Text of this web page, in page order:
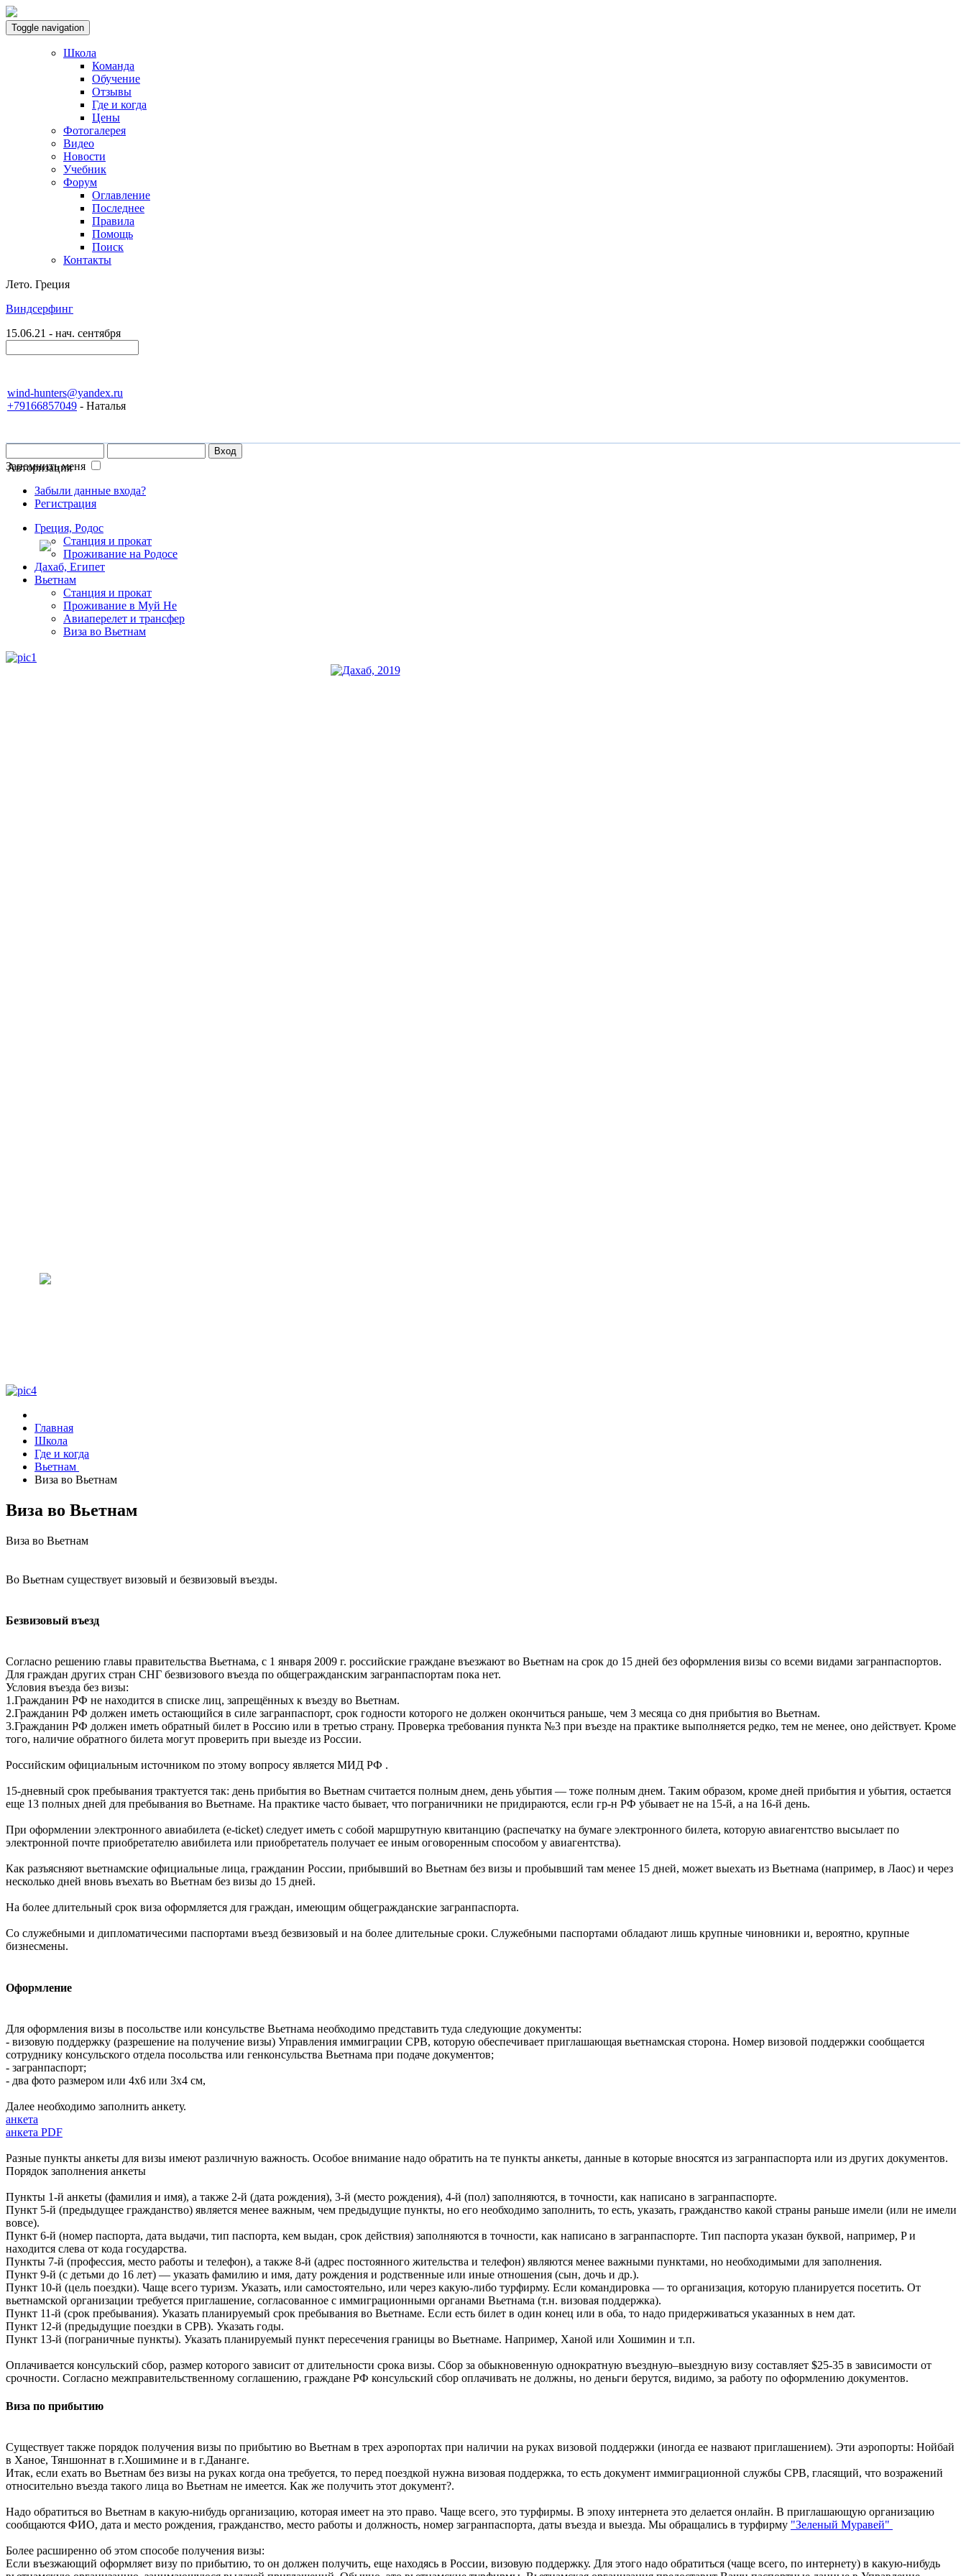
Toggle navigation
Школа
Команда
Обучение
Отзывы
Где и когда
Цены
Фотогалерея
Видео
Новости
Учебник
Форум
Оглавление
Последнее
Правила
Помощь
Поиск
Контакты
Лето. Греция
Виндсерфинг
15.06.21 - нач. сентября
wind-hunters@yandex.ru
+79166857049 - Наталья
Авторизация
Запомнить меня
Забыли данные входа?
Регистрация
Греция, Родос
Станция и прокат
Проживание на Родосе
Дахаб, Египет
Вьетнам
Станция и прокат
Проживание в Муй Не
Авиаперелет и трансфер
Виза во Вьетнам
Главная
Школа
Где и когда
Вьетнам
Виза во Вьетнам
Виза во Вьетнам
Виза во Вьетнам
Во Вьетнам существует визовый и безвизовый въезды.
Безвизовый въезд
Согласно решению главы правительства Вьетнама, с 1 января 2009 г. российские граждане въезжают во Вьетнам на срок до 15 дней без оформления визы со всеми видами загранпаспортов.
Для граждан других стран СНГ безвизового въезда по общегражданским загранпаспортам пока нет.
Условия въезда без визы:
1.Гражданин РФ не находится в списке лиц, запрещённых к въезду во Вьетнам.
2.Гражданин РФ должен иметь остающийся в силе загранпаспорт, срок годности которого не должен окончиться раньше, чем 3 месяца со дня прибытия во Вьетнам.
3.Гражданин РФ должен иметь обратный билет в Россию или в третью страну. Проверка требования пункта №3 при въезде на практике выполняется редко, тем не менее, оно действует. Кроме
того, наличие обратного билета могут проверить при выезде из России.
Российским официальным источником по этому вопросу является МИД РФ .
15-дневный срок пребывания трактуется так: день прибытия во Вьетнам считается полным днем, день убытия — тоже полным днем. Таким образом, кроме дней прибытия и убытия, остается
еще 13 полных дней для пребывания во Вьетнаме. На практике часто бывает, что пограничники не придираются, если гр-н РФ убывает не на 15-й, а на 16-й день.
При оформлении электронного авиабилета (e-ticket) следует иметь с собой маршрутную квитанцию (распечатку на бумаге электронного билета, которую авиагентство высылает по
электронной почте приобретателю авибилета или приобретатель получает ее иным оговоренным способом у авиагентства).
Как разъясняют вьетнамские официальные лица, гражданин России, прибывший во Вьетнам без визы и пробывший там менее 15 дней, может выехать из Вьетнама (например, в Лаос) и через
несколько дней вновь въехать во Вьетнам без визы до 15 дней.
На более длительный срок виза оформляется для граждан, имеющим общегражданские загранпаспорта.
Со служебными и дипломатичесими паспортами въезд безвизовый и на более длительные сроки. Служебными паспортами обладают лишь крупные чиновники и, вероятно, крупные
бизнесмены.
Оформление
Для оформления визы в посольстве или консульстве Вьетнама необходимо представить туда следующие документы:
- визовую поддержку (разрешение на получение визы) Управления иммиграции СРВ, которую обеспечивает приглашающая вьетнамская сторона. Номер визовой поддержки сообщается
сотруднику консульского отдела посольства или генконсульства Вьетнама при подаче документов;
- загранпаспорт;
- два фото размером или 4x6 или 3x4 см,
Далее необходимо заполнить анкету.
анкета
анкета PDF
Разные пункты анкеты для визы имеют различную важность. Особое внимание надо обратить на те пункты анкеты, данные в которые вносятся из загранпаспорта или из других документов.
Порядок заполнения анкеты
Пункты 1-й анкеты (фамилия и имя), а также 2-й (дата рождения), 3-й (место рождения), 4-й (пол) заполняются, в точности, как написано в загранпаспорте.
Пункт 5-й (предыдущее гражданство) является менее важным, чем предыдущие пункты, но его необходимо заполнить, то есть, указать, гражданство какой страны раньше имели (или не имели
вовсе).
Пункт 6-й (номер паспорта, дата выдачи, тип паспорта, кем выдан, срок действия) заполняются в точности, как написано в загранпаспорте. Тип паспорта указан буквой, например, P и
находится слева от кода государства.
Пункты 7-й (профессия, место работы и телефон), а также 8-й (адрес постоянного жительства и телефон) являются менее важными пунктами, но необходимыми для заполнения.
Пункт 9-й (с детьми до 16 лет) — указать фамилию и имя, дату рождения и родственные или иные отношения (сын, дочь и др.).
Пункт 10-й (цель поездки). Чаще всего туризм. Указать, или самостоятельно, или через какую-либо турфирму. Если командировка — то организация, которую планируется посетить. От
вьетнамской организации требуется приглашение, согласованное с иммиграционными органами Вьетнама (т.н. визовая поддержка).
Пункт 11-й (срок пребывания). Указать планируемый срок пребывания во Вьетнаме. Если есть билет в один конец или в оба, то надо придерживаться указанных в нем дат.
Пункт 12-й (предыдущие поездки в СРВ). Указать годы.
Пункт 13-й (пограничные пункты). Указать планируемый пункт пересечения границы во Вьетнаме. Например, Ханой или Хошимин и т.п.
Оплачивается консульский сбор, размер которого зависит от длительноcти срока визы. Сбор за обыкновенную однократную въездную–выездную визу составляет $25-35 в зависимости от
срочности. Согласно межправительственному соглашению, граждане РФ консульский сбор оплачивать не должны, но деньги берутся, видимо, за работу по оформлению документов.
Виза по прибытию
Существует также порядок получения визы по прибытию во Вьетнам в трех аэропортах при наличии на руках визовой поддержки (иногда ее назвают приглашением). Эти аэропорты: Нойбай
в Ханое, Тяншоннат в г.Хошимине и в г.Дананге.
Итак, если ехать во Вьетнам без визы на руках когда она требуется, то перед поездкой нужна визовая поддержка, то есть документ иммиграционной службы СРВ, гласящий, что возражений
относительно въезда такого лица во Вьетнам не имеется. Как же получить этот документ?.
Надо обратиться во Вьетнам в какую-нибудь организацию, которая имеет на это право. Чаще всего, это турфирмы. В эпоху интернета это делается онлайн. В приглашающую организацию
сообщаются ФИО, дата и место рождения, гражданство, место работы и должность, номер загранпаспорта, даты въезда и выезда. Мы обращались в турфирму "Зеленый Муравей"
Более расширенно об этом способе получения визы:
Если въезжающий оформляет визу по прибытию, то он должен получить, еще находясь в России, визовую поддержку. Для этого надо обратиться (чаще всего, по интернету) в какую-нибудь